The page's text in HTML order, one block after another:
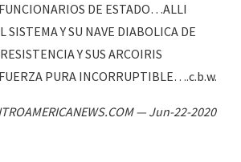
DE ESTADO…ALLI
Y SU NAVE DIABOLICA DE
Y SUS ARCOIRIS
PURA INCORRUPTIBLE….c.b.w.
— Jun-22-2020